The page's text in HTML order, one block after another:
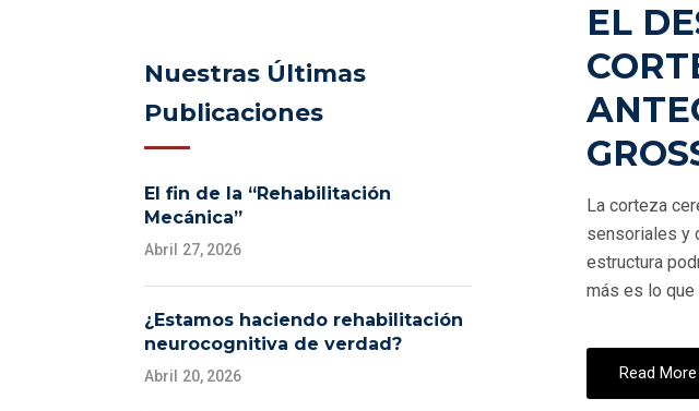
Nuestras Últimas
Publicaciones
El fin de la “Rehabilitación
Mecánica”
Abril 27, 2026
¿Estamos haciendo rehabilitación
neurocognitiva de verdad?
Abril 20, 2026
EL
La corteza
sensoriales y
estructura
más es lo que
Read More